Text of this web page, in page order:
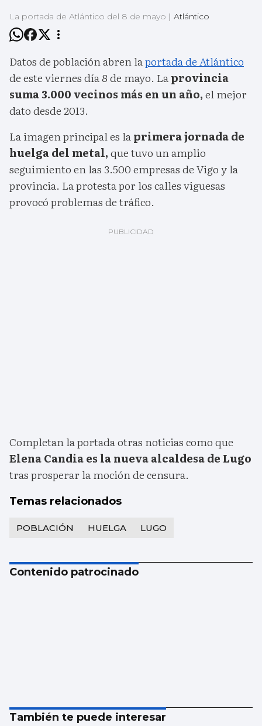
La portada de Atlántico del 8 de mayo | Atlántico
Datos de población abren laportada de Atlántico
de este viernes día 8 de mayo. Laprovincia
suma 3.000 vecinos más en un año,el mejor
dato desde 2013.
La imagen principal es laprimera jornada de
huelga del metal,que tuvo un amplio
seguimiento en las 3.500 empresas de Vigo y la
provincia. La protesta por los calles viguesas
provocó problemas de tráfico.
Completan la portada otras noticias como que
Elena Candia es la nueva alcaldesa de Lugo
tras prosperar la moción de censura.
Temas relacionados
POBLACIÓN HUELGA LUGO
Contenido patrocinado
También te puede interesar